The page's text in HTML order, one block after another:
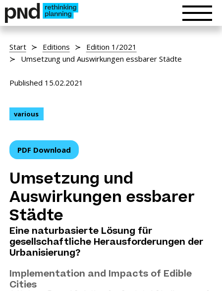
Start Editions
Edition 1/2021
Umsetzung und Auswirkungen essbarer Städte
Published 15.02.2021
various
PDF Download
Umsetzung und
Auswirkungen essbarer
Städte
Eine naturbasierte Lösung für
gesellschaftliche Herausforderungen der
Urbanisierung?
Implementation and Impacts of Edible
Cities